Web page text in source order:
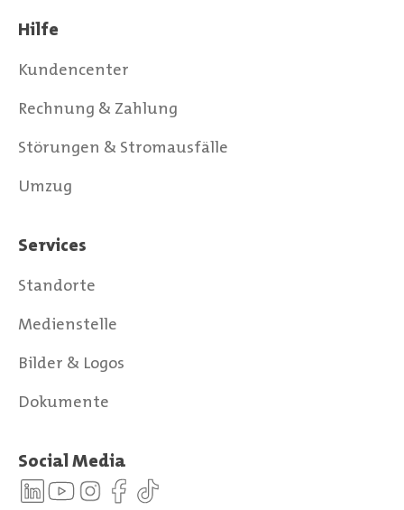
Hilfe
Kundencenter
Rechnung & Zahlung
Störungen & Stromausfälle
Umzug
Services
Standorte
Medienstelle
Bilder & Logos
Dokumente
Social Media